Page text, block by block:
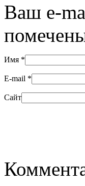
Ваш e-
Имя *
E-mail *
Сайт